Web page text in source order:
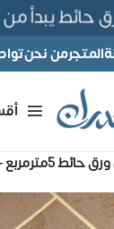
يبدأ من 99ج
المتجرمن نحن
5مترمربع – كود 99929812